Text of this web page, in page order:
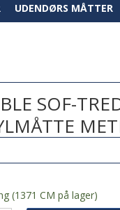
UDENDØRS MÅTTER
SOF-
(1371 CM på lager)